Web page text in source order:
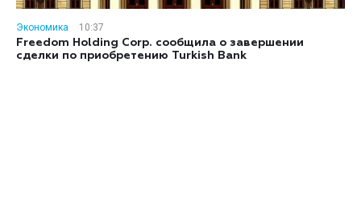
Экономика
10:37
Freedom Holding Corp. сообщила о завершении
сделки по приобретению Turkish Bank